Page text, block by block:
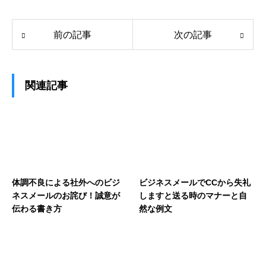
前の記事 次の記事
関連記事
体調不良による社外へのビジ
ネスメールのお詫び！誠意が
伝わる書き方
ビジネスメールでCCから失礼
しますと送る時のマナーと自
然な例文